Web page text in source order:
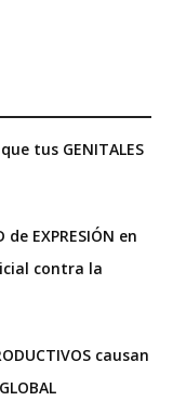
tus GENITALES
EXPRESIÓN en
contra la
causan